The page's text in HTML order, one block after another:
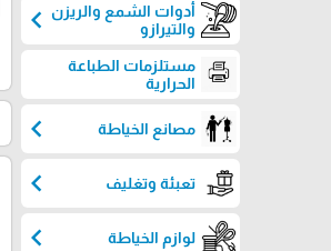
أدوات الشمع والريزن
والتيرازو
chevron_left
مستلزمات الطباعة
الحرارية
مصانع الخياطة chevron_left
تعبئة وتغليف chevron_left
لوازم الخياطة chevron_left